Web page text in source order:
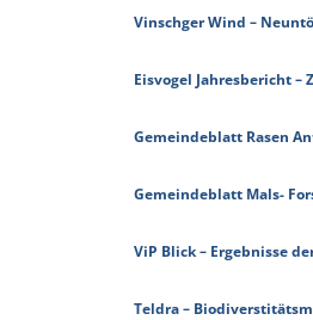
Vinschger Wind –
Eisvogel Jahresbericht
Gemeindeblatt Rasen
Gemeindeblatt Mals-
ViP Blick – Ergebnisse
Teldra –